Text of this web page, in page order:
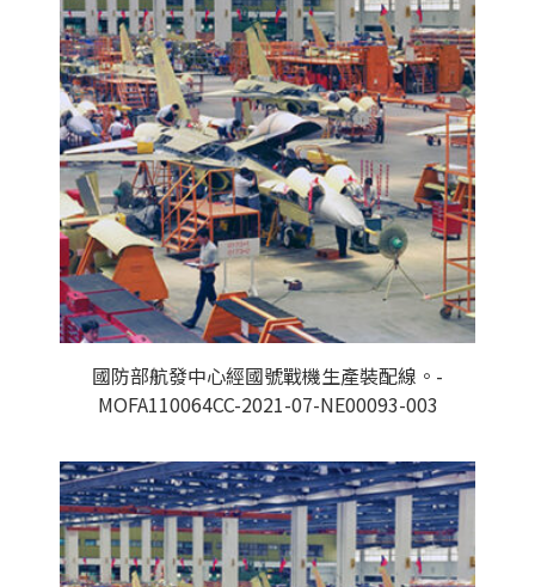
國防部航發中心經國號戰機生產裝配線。-
MOFA110064CC-2021-07-NE00093-003